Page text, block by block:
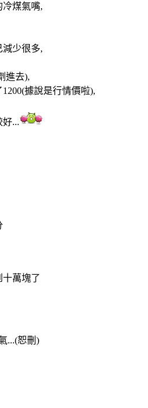
煤氣嘴,
減少很多,
進去),
據說是行情價啦),
...
萬塊了
...(恕刪)